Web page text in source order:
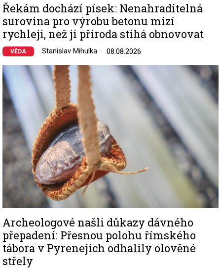
Řekám dochází písek: Nenahraditelná
surovina pro výrobu betonu mizí
rychleji, než ji příroda stíhá obnovovat
VĚDA Stanislav Mihulka 08.08.2026
Image
Archeologové našli důkazy dávného
přepadení: Přesnou polohu římského
tábora v Pyrenejích odhalily olověné
střely